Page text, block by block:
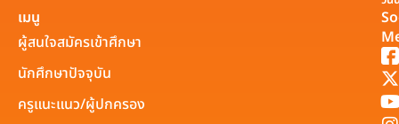
เมนู
ผู้สนใจสมัครเข้าศึกษา
นักศึกษาปัจจุบัน
ครูแนะแนว/ผู้ปกครอง